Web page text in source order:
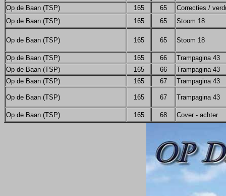
Op de Baan (TSP) 165 65
Correcties /
Op de Baan (TSP)
165 65 Stoom 18
Op de Baan (TSP) 165 65 Stoom 18
Op de Baan (TSP) 165 66
Trampagina 43
Op de Baan (TSP)
165 66
Trampagina 43
Op de Baan (TSP)
165 67 Trampagina 43
Op de Baan (TSP) 165 67 Trampagina 43
Op de Baan (TSP) 165 68 Cover - achter